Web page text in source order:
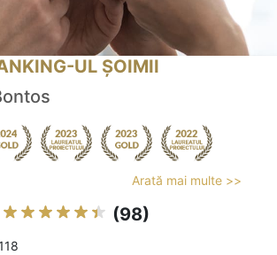
UL ȘOIMII
Arată mai multe >>
(98)